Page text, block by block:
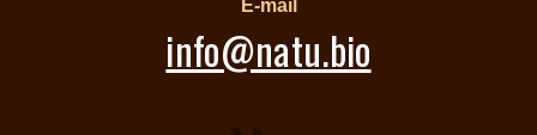
E-mail
info@natu.bio